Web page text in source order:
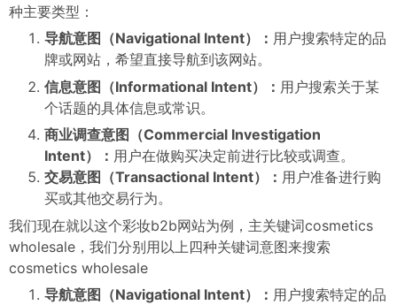
种主要类型：
导航意图（Navigational Intent）： 用户搜索特定的品
牌或网站，希望直接导航到该网站。
信息意图（Informational Intent）： 用户搜索关于某
个话题的具体信息或常识。
商业调查意图（Commercial Investigation
Intent）： 用户在做购买决定前进行比较或调查。
交易意图（Transactional Intent）： 用户准备进行购
买或其他交易行为。
我们现在就以这个彩妆b2b网站为例，主关键词cosmetics
wholesale，我们分别用以上四种关键词意图来搜索
cosmetics wholesale
导航意图（Navigational Intent）： 用户搜索特定的品